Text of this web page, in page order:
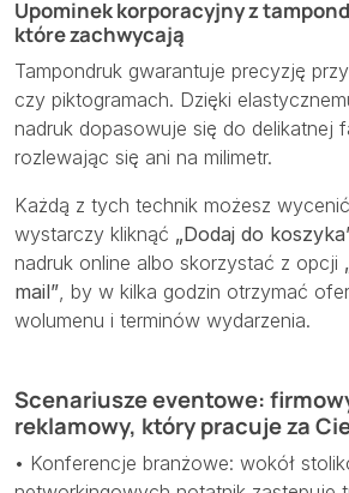
Upominek korporacyjny z
które zachwycają
Tampondruk gwarantuje precyzję
czy piktogramach. Dzięki
nadruk dopasowuje się do delikatnej
rozlewając się ani na milimetr.
Każdą z tych technik możesz
wystarczy kliknąć „Dodaj do
nadruk online albo skorzystać z opcji
mail”, by w kilka godzin otrzymać
wolumenu i terminów wydarzenia.
Scenariusze eventowe:
reklamowy, który pracuje za
• Konferencje branżowe: wokół